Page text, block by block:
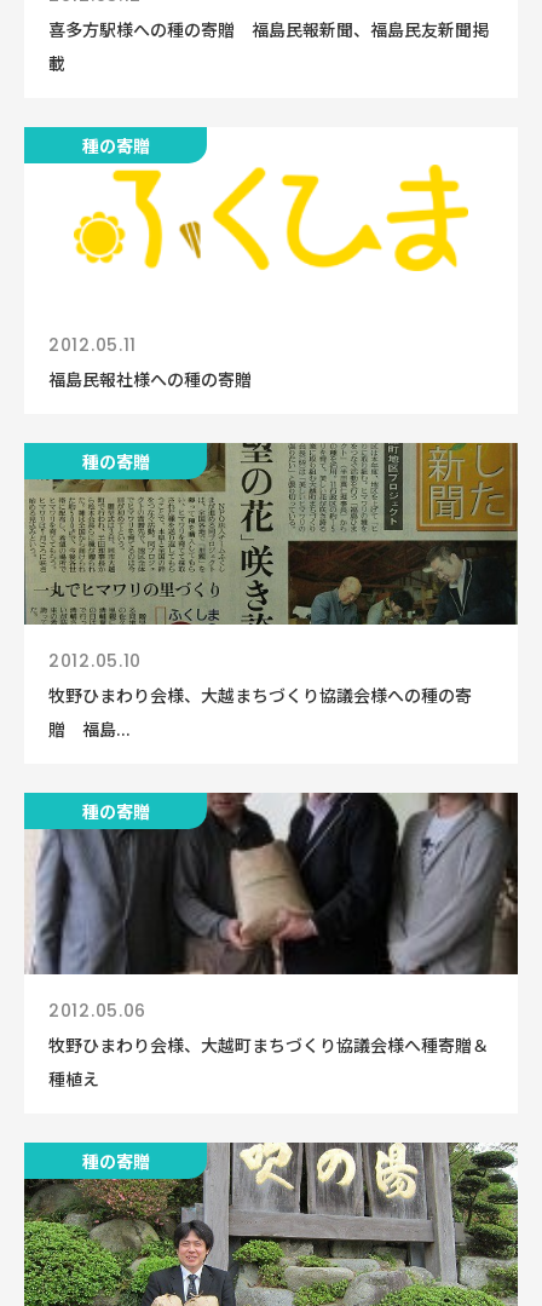
喜多方駅様への種の寄贈 福島民報新聞、福島民友新聞掲
載
種の寄贈
2012.05.11
福島民報社様への種の寄贈
種の寄贈
2012.05.10
牧野ひまわり会様、大越まちづくり協議会様への種の寄
贈 福島...
種の寄贈
2012.05.06
牧野ひまわり会様、大越町まちづくり協議会様へ種寄贈＆
種植え
種の寄贈